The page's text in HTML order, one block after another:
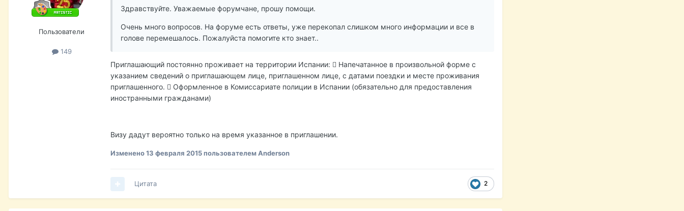
Пользователи
149
Здравствуйте. Уважаемые форумчане, прошу помощи.
Очень много вопросов. На форуме есть ответы, уже перекопал слишком много информации и все в
голове перемешалось. Пожалуйста помогите кто знает..
Приглашающий постоянно проживает на территории Испании:  Напечатанное в произвольной форме с
указанием сведений о приглашающем лице, приглашенном лице, с датами поездки и месте проживания
приглашенного.  Оформленное в Комиссариате полиции в Испании (обязательно для предоставления
иностранными гражданами)
Визу дадут вероятно только на время указанное в приглашении.
Изменено13 февраля 2015пользователем Anderson
2
Цитата